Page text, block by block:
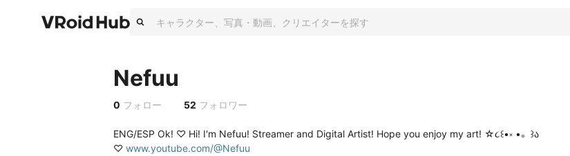
Nefuu
0 フォロー 52 フォロワー
ENG/ESP Ok! ♡ Hi! I'm Nefuu! Streamer and Digital Artist! Hope you enjoy my art! ☆૮꒰•༝ •。꒱ა
♡ www.youtube.com/@Nefuu